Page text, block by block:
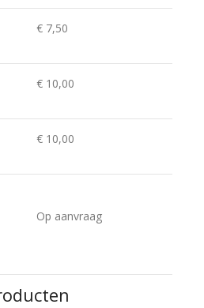
€ 7,50
€ 10,00
€ 10,00
Op aanvraag